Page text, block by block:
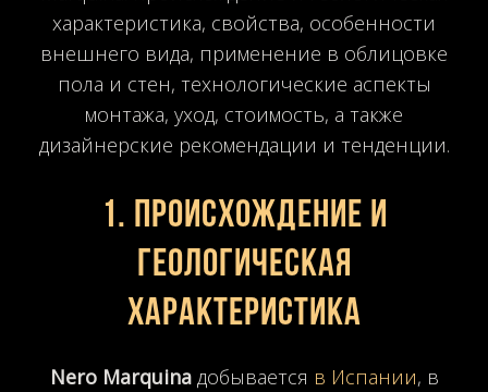
характеристика, свойства, особенности
внешнего вида, применение в облицовке
пола и стен, технологические аспекты
монтажа, уход, стоимость, а также
дизайнерские рекомендации и тенденции.
1. Происхождение и
геологическая
характеристика
Nero Marquinaдобывается в Испании, в